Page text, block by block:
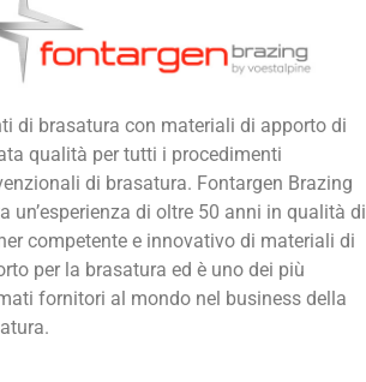
di brasatura con materiali di apporto di
qualità per tutti i procedimenti
di brasatura. Fontargen Brazing
un’esperienza di oltre 50 anni in qualità di
competente e innovativo di materiali di
per la brasatura ed è uno dei più
fornitori al mondo nel business della